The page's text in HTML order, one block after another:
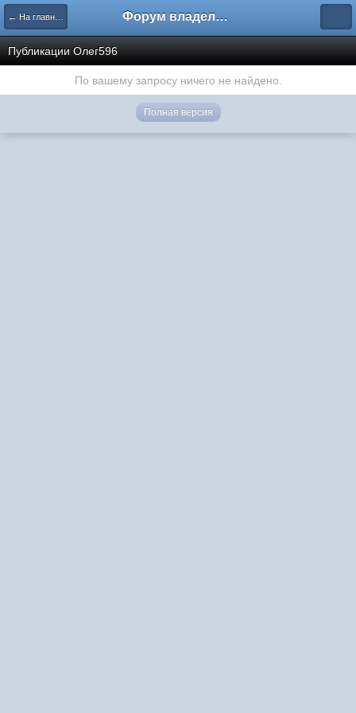
← На главную Форум владельцев интернет-магазинов
Публикации Олег596
По вашему запросу ничего не найдено.
Полная версия